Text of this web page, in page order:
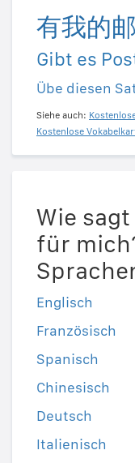
有我的
Gibt es
Übe diesen
Siehe auch:
Kostenlose
Wie
für
Englisch
Französisch
Spanisch
Chinesisch
Deutsch
Italienisch